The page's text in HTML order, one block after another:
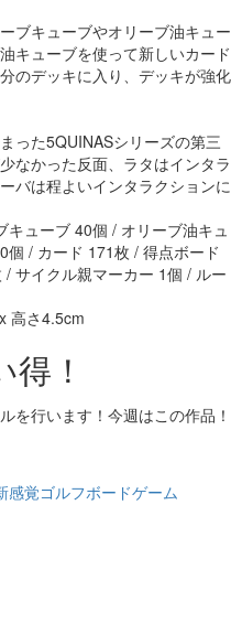
ブキューブやオリーブ油キュー
キューブを使って新しいカード
のデッキに入り、デッキが強化
った5QUINASシリーズの第三
なかった反面、ラタはインタラ
バは程よいインタラクションに
キューブ 40個 / オリーブ油キュ
/ カード 171枚 / 得点ボード
サイクル親マーカー 1個 / ルー
高さ4.5cm
！
を行います！今週はこの作品！
感覚ゴルフボードゲーム